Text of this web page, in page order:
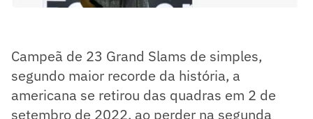
Campeã de 23 Grand Slams de simples,
segundo maior recorde da história, a
americana se retirou das quadras em 2 de
setembro de 2022, ao perder na segunda